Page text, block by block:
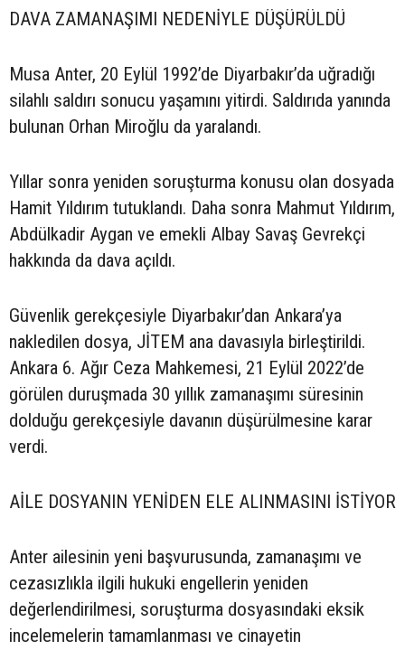
DAVA ZAMANAŞIMI NEDENİYLE DÜŞÜRÜLDÜ
Musa Anter, 20 Eylül 1992’de Diyarbakır’da uğradığı
silahlı saldırı sonucu yaşamını yitirdi. Saldırıda yanında
bulunan Orhan Miroğlu da yaralandı.
Yıllar sonra yeniden soruşturma konusu olan dosyada
Hamit Yıldırım tutuklandı. Daha sonra Mahmut Yıldırım,
Abdülkadir Aygan ve emekli Albay Savaş Gevrekçi
hakkında da dava açıldı.
Güvenlik gerekçesiyle Diyarbakır’dan Ankara’ya
nakledilen dosya, JİTEM ana davasıyla birleştirildi.
Ankara 6. Ağır Ceza Mahkemesi, 21 Eylül 2022’de
görülen duruşmada 30 yıllık zamanaşımı süresinin
dolduğu gerekçesiyle davanın düşürülmesine karar
verdi.
AİLE DOSYANIN YENİDEN ELE ALINMASINI İSTİYOR
Anter ailesinin yeni başvurusunda, zamanaşımı ve
cezasızlıkla ilgili hukuki engellerin yeniden
değerlendirilmesi, soruşturma dosyasındaki eksik
incelemelerin tamamlanması ve cinayetin